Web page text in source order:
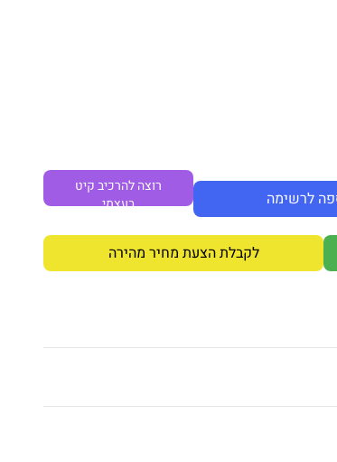
לרשימה
רוצה להרכיב קיט
בעצמי
לקבלת הצעת מחיר מהירה